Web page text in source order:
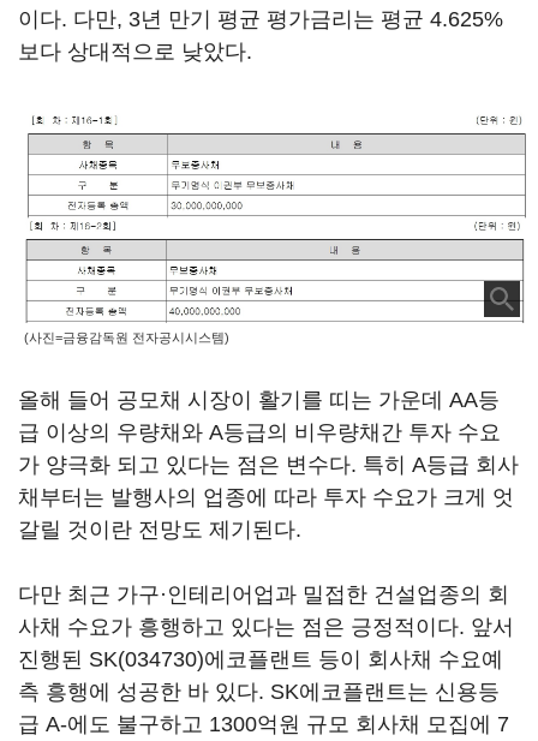
이다. 다만, 3년 만기 평균 평가금리는 평균 4.625%
보다 상대적으로 낮았다.
(사진=금융감독원 전자공시시스템)
올해 들어 공모채 시장이 활기를 띠는 가운데 AA등
급 이상의 우량채와 A등급의 비우량채간 투자 수요
가 양극화 되고 있다는 점은 변수다. 특히 A등급 회사
채부터는 발행사의 업종에 따라 투자 수요가 크게 엇
갈릴 것이란 전망도 제기된다.
다만 최근 가구·인테리어업과 밀접한 건설업종의 회
사채 수요가 흥행하고 있다는 점은 긍정적이다. 앞서
진행된 SK(034730)에코플랜트 등이 회사채 수요예
측 흥행에 성공한 바 있다. SK에코플랜트는 신용등
급 A-에도 불구하고 1300억원 규모 회사채 모집에 7